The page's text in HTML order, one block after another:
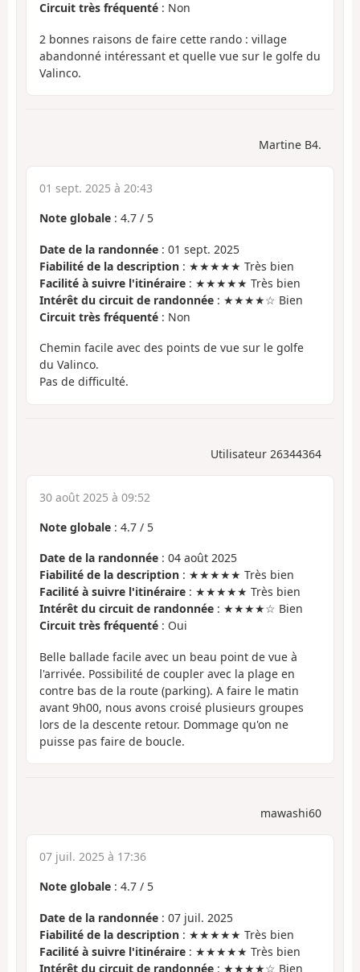
Circuit très fréquenté : Non
2 bonnes raisons de faire cette rando : village
abandonné intéressant et quelle vue sur le golfe du
Valinco.
Martine B4.
01 sept. 2025 à 20:43
Note globale : 4.7 / 5
Date de la randonnée : 01 sept. 2025
Fiabilité de la description : ★★★★★ Très bien
Facilité à suivre l'itinéraire : ★★★★★ Très bien
Intérêt du circuit de randonnée : ★★★★☆ Bien
Circuit très fréquenté : Non
Chemin facile avec des points de vue sur le golfe
du Valinco.
Pas de difficulté.
Utilisateur 26344364
30 août 2025 à 09:52
Note globale : 4.7 / 5
Date de la randonnée : 04 août 2025
Fiabilité de la description : ★★★★★ Très bien
Facilité à suivre l'itinéraire : ★★★★★ Très bien
Intérêt du circuit de randonnée : ★★★★☆ Bien
Circuit très fréquenté : Oui
Belle ballade facile avec un beau point de vue à
l'arrivée. Possibilité de coupler avec la plage en
contre bas de la route (parking). A faire le matin
avant 9h00, nous avons croisé plusieurs groupes
lors de la descente retour. Dommage qu'on ne
puisse pas faire de boucle.
mawashi60
07 juil. 2025 à 17:36
Note globale : 4.7 / 5
Date de la randonnée : 07 juil. 2025
Fiabilité de la description : ★★★★★ Très bien
Facilité à suivre l'itinéraire : ★★★★★ Très bien
Intérêt du circuit de randonnée : ★★★★☆ Bien